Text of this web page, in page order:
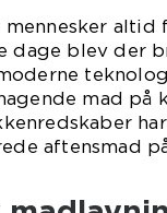
dage blev der
mad på
aftensmad